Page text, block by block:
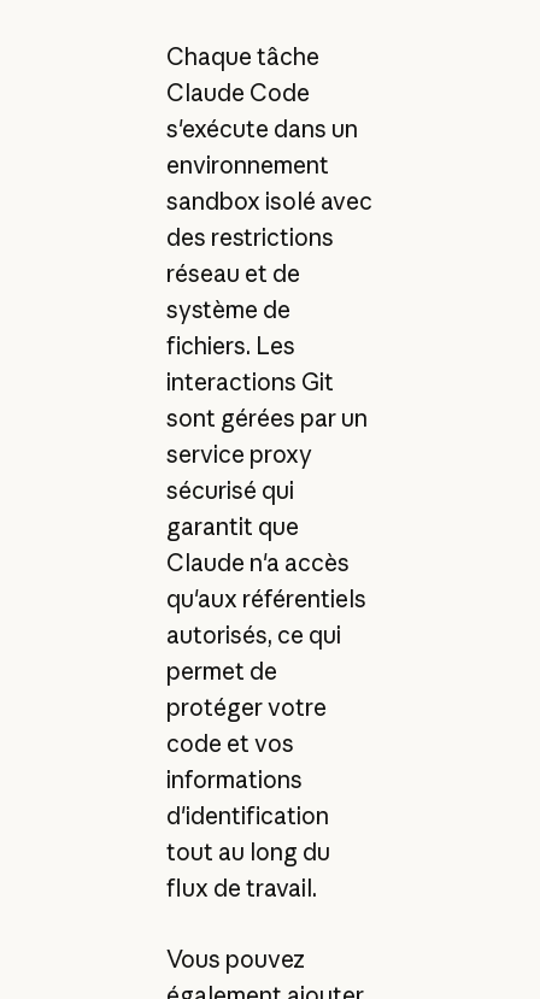
Chaque tâche
Claude Code
s'exécute dans un
environnement
sandbox isolé avec
des restrictions
réseau et de
système de
fichiers. Les
interactions Git
sont gérées par un
service proxy
sécurisé qui
garantit que
Claude n'a accès
qu'aux référentiels
autorisés, ce qui
permet de
protéger votre
code et vos
informations
d'identification
tout au long du
flux de travail.
Vous pouvez